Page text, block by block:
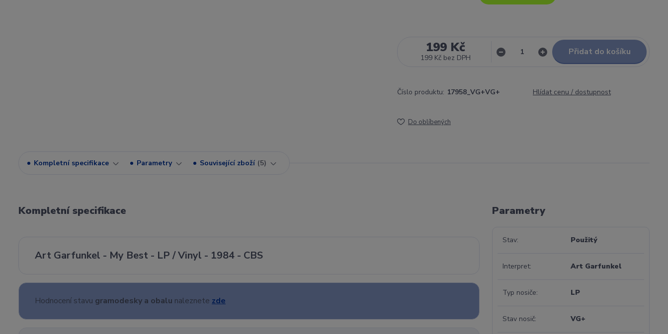
199 Kč
199 Kč bez DPH
Přidat do košíku
Číslo produktu: 17958_VG+VG+ Hlídat cenu / dostupnost
Do oblíbených
Kompletní specifikace Parametry Související zboží 5
Kompletní specifikace
Art Garfunkel - My Best - LP / Vinyl - 1984 - CBS
Hodnocení stavu gramodesky a obalu naleznete zde
Parametry
Stav Použitý
Interpret Art Garfunkel
Typ nosiče LP
Stav nosič VG+